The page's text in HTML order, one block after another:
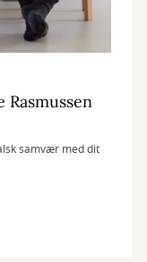
samvær med dit